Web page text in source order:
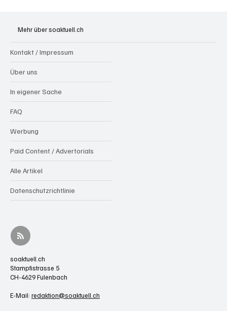
Mehr über soaktuell.ch
Kontakt / Impressum
Über uns
In eigener Sache
FAQ
Werbung
Paid Content / Advertorials
Alle Artikel
Datenschutzrichtlinie
soaktuell.ch
Stampfistrasse 5
CH-4629 Fulenbach
E-Mail: redaktion@soaktuell.ch